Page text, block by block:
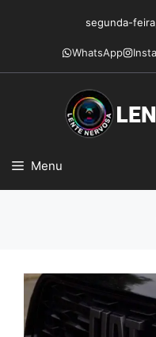
conteúdo
segunda-
WhatsApp
Menu